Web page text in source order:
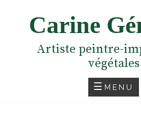
Carine
Artiste peintre-
végétales
MENU